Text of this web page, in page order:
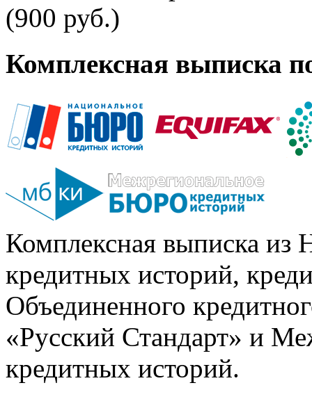
(900 руб.)
Комплексная выписка
Комплексная выписка из
кредитных историй,
Объединенного
«Русский Стандарт» и
кредитных историй.